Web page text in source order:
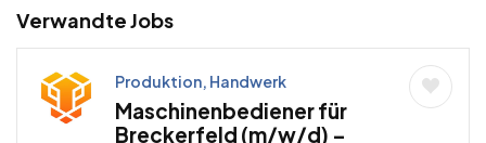
Verwandte Jobs
Produktion, Handwerk
Maschinenbediener für
Breckerfeld (m/w/d) –